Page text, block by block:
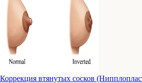
Коррекция втянутых сосков